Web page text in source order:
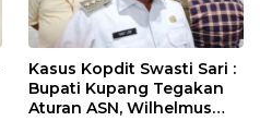
Kasus Kopdit Swasti Sari :
Bupati Kupang Tegakan
Aturan ASN, Wilhelmus